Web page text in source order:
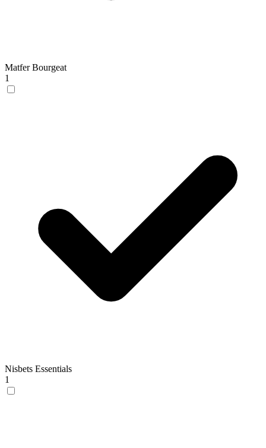
Matfer Bourgeat
1
Nisbets Essentials
1